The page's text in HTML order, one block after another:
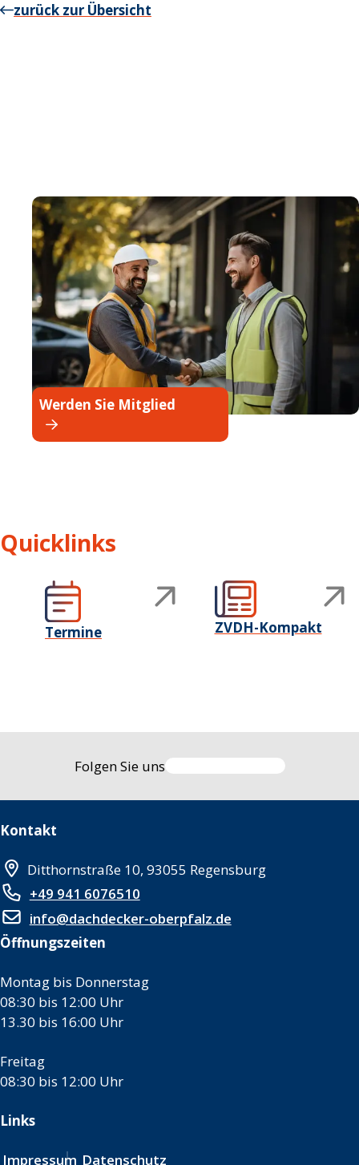
zurück zur Übersicht
Werden Sie Mitglied
Quicklinks
Termine ZVDH-Kompakt
Folgen Sie uns
Kontakt
Ditthornstraße 10, 93055 Regensburg
+49 941 6076510
info@dachdecker-oberpfalz.de
Öffnungszeiten
Montag bis Donnerstag
08:30 bis 12:00 Uhr
13.30 bis 16:00 Uhr
Freitag
08:30 bis 12:00 Uhr
Links
Impressum Datenschutz